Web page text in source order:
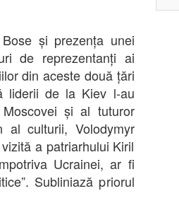
și prezența unei
de reprezentanți ai
din aceste două țări
liderii de la Kiev l-au
și al tuturor
al culturii, Volodymyr
a patriarhului Kiril
Ucrainei, ar fi
Subliniază priorul